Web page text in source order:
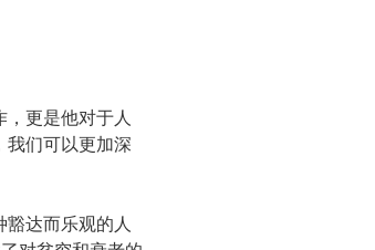
，更是他对于人
们可以更加深
达而乐观的人